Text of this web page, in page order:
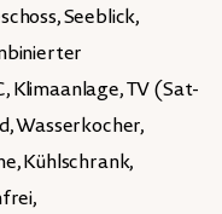
Seeblick,
Klimaanlage, TV (Sat-
Wasserkocher,
Kühlschrank,